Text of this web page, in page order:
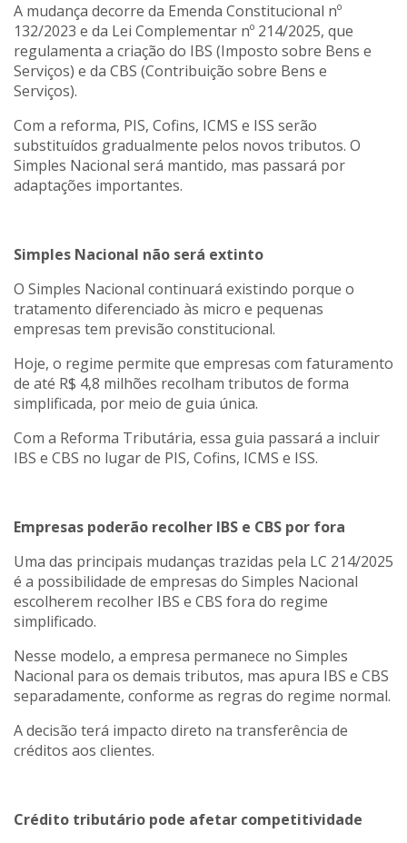
A mudança decorre da Emenda Constitucional nº
132/2023 e da Lei Complementar nº 214/2025, que
regulamenta a criação do IBS (Imposto sobre Bens e
Serviços) e da CBS (Contribuição sobre Bens e
Serviços).
Com a reforma, PIS, Cofins, ICMS e ISS serão
substituídos gradualmente pelos novos tributos. O
Simples Nacional será mantido, mas passará por
adaptações importantes.
Simples Nacional não será extinto
O Simples Nacional continuará existindo porque o
tratamento diferenciado às micro e pequenas
empresas tem previsão constitucional.
Hoje, o regime permite que empresas com faturamento
de até R$ 4,8 milhões recolham tributos de forma
simplificada, por meio de guia única.
Com a Reforma Tributária, essa guia passará a incluir
IBS e CBS no lugar de PIS, Cofins, ICMS e ISS.
Empresas poderão recolher IBS e CBS por fora
Uma das principais mudanças trazidas pela LC 214/2025
é a possibilidade de empresas do Simples Nacional
escolherem recolher IBS e CBS fora do regime
simplificado.
Nesse modelo, a empresa permanece no Simples
Nacional para os demais tributos, mas apura IBS e CBS
separadamente, conforme as regras do regime normal.
A decisão terá impacto direto na transferência de
créditos aos clientes.
Crédito tributário pode afetar competitividade